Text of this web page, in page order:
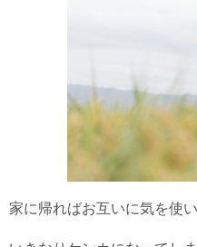
家に帰ればお互いに気を使